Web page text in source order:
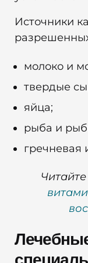
Источники
молоко и
твердые
яйца;
рыба и
гречневая